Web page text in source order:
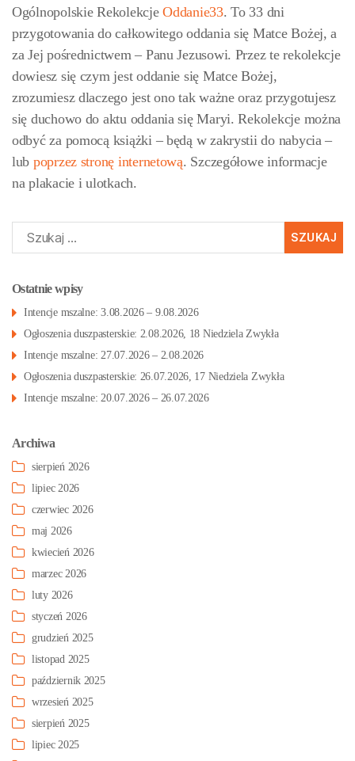
Ogólnopolskie RekolekcjeOddanie33. To 33 dni
przygotowania do całkowitego oddania się Matce Bożej, a
za Jej pośrednictwem – Panu Jezusowi. Przez te rekolekcje
dowiesz się czym jest oddanie się Matce Bożej,
zrozumiesz dlaczego jest ono tak ważne oraz przygotujesz
się duchowo do aktu oddania się Maryi. Rekolekcje można
odbyć za pomocą książki – będą w zakrystii do nabycia –
lub poprzez stronę internetową. Szczegółowe informacje
na plakacie i ulotkach.
Szukaj:
Ostatnie wpisy
Intencje mszalne: 3.08.2026 – 9.08.2026
Ogłoszenia duszpasterskie: 2.08.2026, 18 Niedziela Zwykła
Intencje mszalne: 27.07.2026 – 2.08.2026
Ogłoszenia duszpasterskie: 26.07.2026, 17 Niedziela Zwykła
Intencje mszalne: 20.07.2026 – 26.07.2026
Archiwa
sierpień 2026
lipiec 2026
czerwiec 2026
maj 2026
kwiecień 2026
marzec 2026
luty 2026
styczeń 2026
grudzień 2025
listopad 2025
październik 2025
wrzesień 2025
sierpień 2025
lipiec 2025